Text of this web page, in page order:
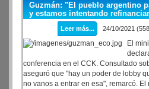
Guzmán: "El pueblo argentino
y estamos intentando
Leer más... 24/10/2021
El
conferencia en el CCK. Consultado
aseguró que "hay un poder de lobby
no vanos a entrar en esa", remarcó.